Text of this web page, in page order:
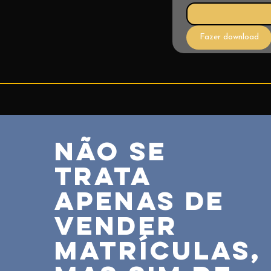
Fazer download
Não se
trata
apenas de
vender
matrículas,